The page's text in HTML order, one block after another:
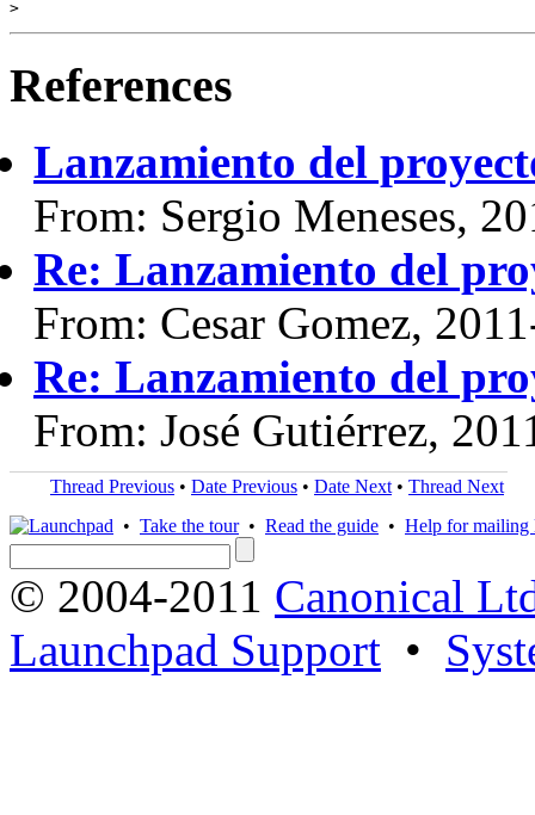
References
Lanzamiento del
From: Sergio Meneses,
Re: Lanzamiento del
From: Cesar Gomez,
Re: Lanzamiento del
From: José Gutiérrez,
Thread Previous • Date Previous • Date Next • Thread Next
• Take the tour• Read the guide • Help for mailing
© 2004-2011 Canonical
Launchpad Support •